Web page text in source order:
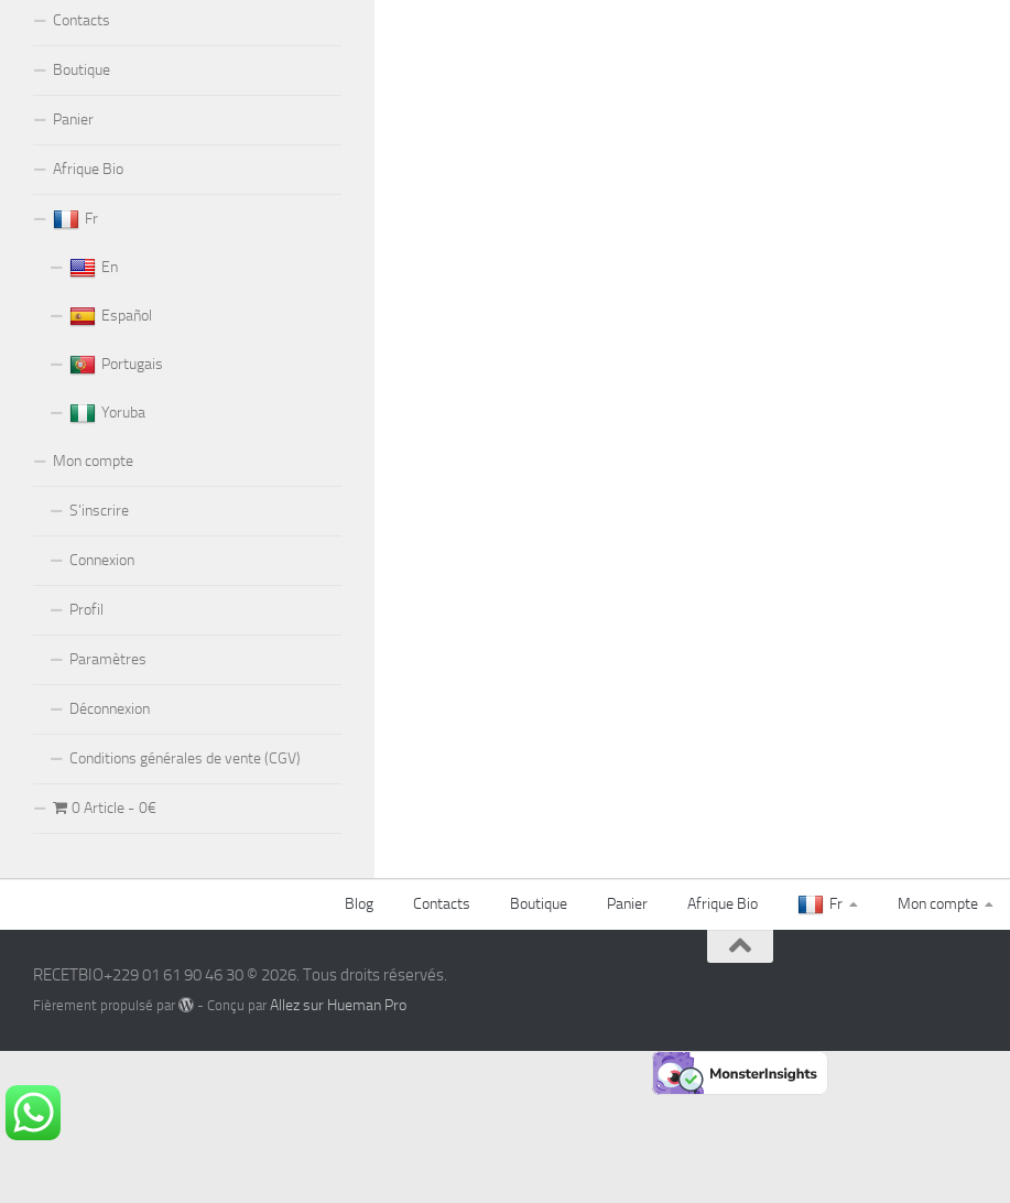
Contacts
Boutique
Panier
Afrique Bio
Fr
En
Español
Portugais
Yoruba
Mon compte
S’inscrire
Connexion
Profil
Paramètres
Déconnexion
Conditions générales de vente (CGV)
0 Article 0€
Blog Contacts Boutique Panier Afrique Bio Fr Mon compte
RECETBIO+229 01 61 90 46 30 © 2026. Tous droits réservés.
Fièrement propulsé par - Conçu par Allez sur Hueman Pro